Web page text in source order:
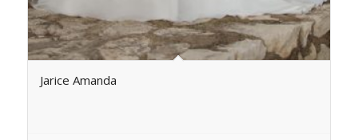
Jarice Amanda